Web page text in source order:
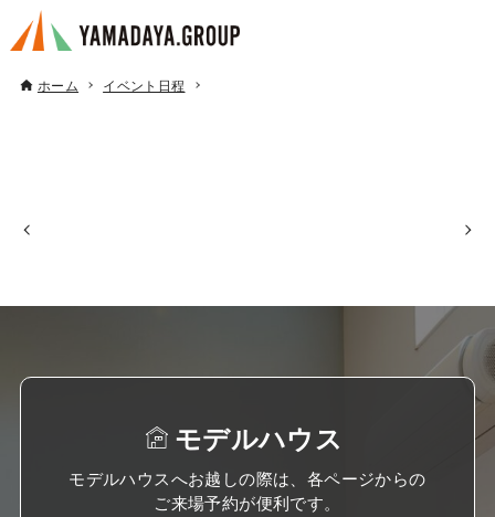
ホーム イベント日程
モデルハウス
モデルハウスへお越しの際は、各ページからの
ご来場予約が便利です。